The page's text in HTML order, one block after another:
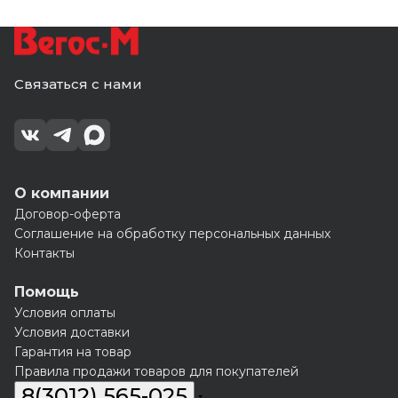
Связаться с нами
О компании
Договор-оферта
Соглашение на обработку персональных данных
Контакты
Помощь
Условия оплаты
Условия доставки
Гарантия на товар
Правила продажи товаров для покупателей